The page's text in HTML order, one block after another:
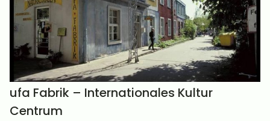
ufa Fabrik – Internationales Kultur
Centrum